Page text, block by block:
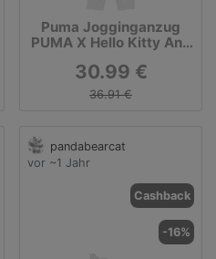
Puma Jogginganzug
PUMA X Hello Kitty And
630065 Blau
30.99 €
36.91 €
pandabearcat
vor ~1 Jahr
Cashback
-16%